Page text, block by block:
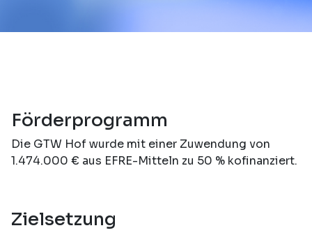
Förderprogramm
Die GTW Hof wurde mit einer Zuwendung von
1.474.000 € aus EFRE-Mitteln zu 50 % kofinanziert.
Zielsetzung